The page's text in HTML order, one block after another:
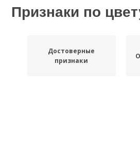
Признаки по
Достоверные
признаки